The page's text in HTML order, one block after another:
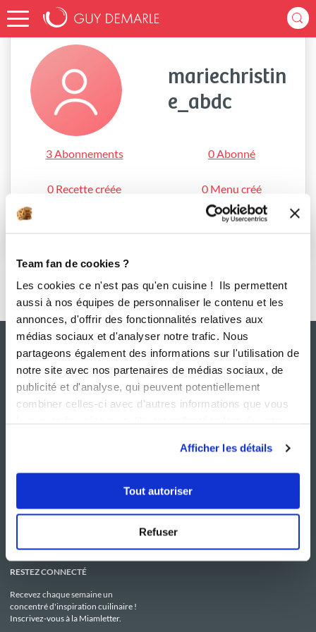
Team fan de cookies ?
Les cookies ce n'est pas qu'en cuisine ! Ils permettent
aussi à nos équipes de personnaliser le contenu et les
annonces, d'offrir des fonctionnalités relatives aux
médias sociaux et d'analyser notre trafic. Nous
partageons également des informations sur l'utilisation de
notre site avec nos partenaires de médias sociaux, de
publicité et d'analyse, qui peuvent potentiellement
combiner celles-ci avec d'autres informations que vous
Afficher les détails
Tout autoriser
Refuser
Accueil mariechristine_abdc
mariechristin
e_abdc
3 Abonnements 0 Abonné
0 Recette créée 0 Menu créé
Le Mag'
Boutique
C.G.U
Politique de confidentialité
Utilisation des Cookies
RESTEZ CONNECTÉ
Recevez chaque semaine un
concentré d'inspiration cuilinaire !
Inscrivez-vous à la Miamletter.